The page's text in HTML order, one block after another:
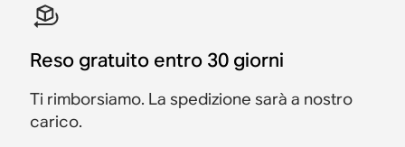
Reso gratuito entro 30 giorni
Ti rimborsiamo. La spedizione sarà a nostro
carico.